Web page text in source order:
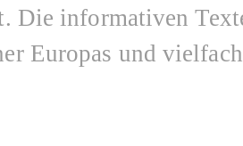
Die informativen
Europas und